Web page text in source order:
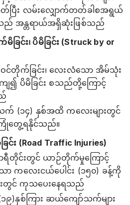
တတ်ပြီး လမ်းလျှောက်တတ်ခါစအရွယ်
ည် အန္တရာယ်အရှိဆုံးဖြစ်သည်
ခြင်း၊ ပိမိခြင်း (Struck by or
ဝင်တိုက်ခြင်း၊ လေးလံသော အိမ်သုံး
ကျ၍ ပိမိခြင်း စသည်တို့ကြောင့်
က် (၁၄) နှစ်အထိ ကလေးများတွင်
ြုံတွေ့ရနိုင်သည်။
း (Road Traffic Injuries)
ာရီတိုင်းတွင် ယာဉ်တိုက်မှုကြောင့်
ကလေးငယ်ပေါင်း (၁၅၀) ခန့်ကို
ားတွင် ကုသပေးနေရသည်
)နှစ်ကြား ဆယ်ကျော်သက်များ